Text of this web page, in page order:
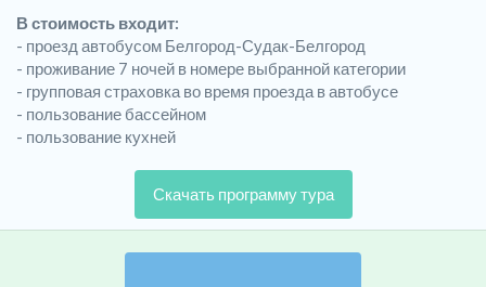
В стоимость входит:
- проезд автобусом Белгород-Судак-Белгород
- проживание 7 ночей в номере выбранной категории
- групповая страховка во время проезда в автобусе
- пользование бассейном
- пользование кухней
Скачать программу тура